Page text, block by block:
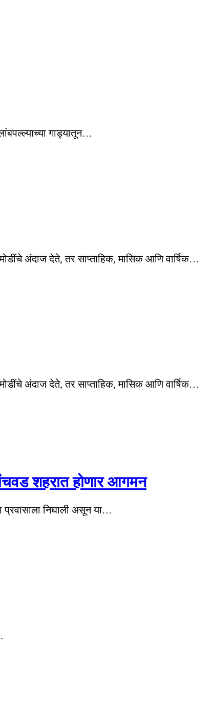
गाड्यातून…
अंदाज देते, तर साप्ताहिक, मासिक आणि वार्षिक…
अंदाज देते, तर साप्ताहिक, मासिक आणि वार्षिक…
शहरात होणार आगमन
प्रवासाला निघाली असून या…